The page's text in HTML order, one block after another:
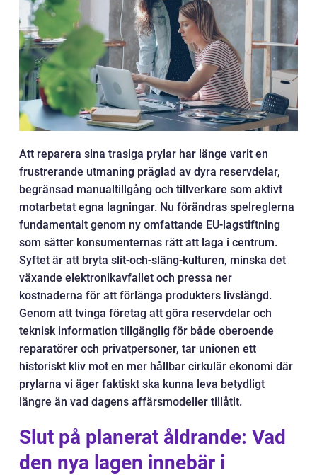
Att reparera sina trasiga prylar har länge varit en
frustrerande utmaning präglad av dyra reservdelar,
begränsad manualtillgång och tillverkare som aktivt
motarbetat egna lagningar. Nu förändras spelreglerna
fundamentalt genom ny omfattande EU-lagstiftning
som sätter konsumenternas rätt att laga i centrum.
Syftet är att bryta slit-och-släng-kulturen, minska det
växande elektronikavfallet och pressa ner
kostnaderna för att förlänga produkters livslängd.
Genom att tvinga företag att göra reservdelar och
teknisk information tillgänglig för både oberoende
reparatörer och privatpersoner, tar unionen ett
historiskt kliv mot en mer hållbar cirkulär ekonomi där
prylarna vi äger faktiskt ska kunna leva betydligt
längre än vad dagens affärsmodeller tillåtit.
Slut på planerat åldrande: Vad
den nya lagen innebär i